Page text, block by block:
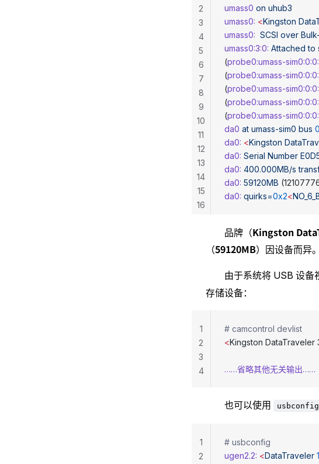
umass0 on uhub3
umass0: <Kingston
umass0:
  SCSI
over
umass0:3:0: Attached to
(probe0:umass-
(probe0:umass-
(probe0:umass-
(probe0:umass-
(probe0:umass-
da0 at umass-sim0 bus 0
da0: <Kingston
da0: Serial Number
da0: 400.000MB/s
da0: 59120MB
da0: quirks=0x2<
2
3
4
5
6
7
8
9
10
11
12
13
14
15
16
品牌（Kingston
（59120MB）因设备而异。
由于系统将 USB 设备
存储设备：
# camcontrol devlist
<Kingston DataTraveler
……省略其他无关输出……
1
2
3
4
也可以使用 usbconfig
# usbconfig
ugen2.2: <DataTraveler
1
2